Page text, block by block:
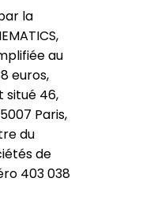
la
au
euros,
situé 46,
Paris,
du
de
403 038